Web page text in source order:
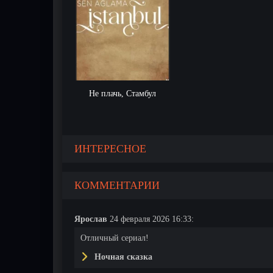
Не плачь, Стамбул
ИНТЕРЕСНОЕ
КОММЕНТАРИИ
Ярослав 24 февраля 2026 16:33:
Отличный сериал!
Ночная сказка